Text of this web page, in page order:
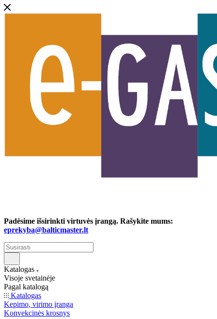
Padėsime išsirinkti virtuvės įrangą. Rašykite mums:
eprekyba@balticmaster.lt
Katalogas
Visoje svetainėje
Pagal katalogą
Katalogas
Kepimo, virimo įranga
Konvekcinės krosnys